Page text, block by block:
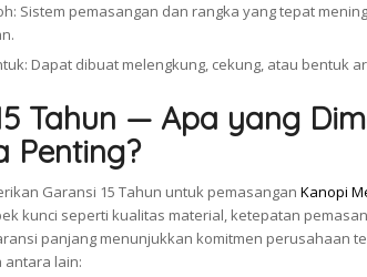
Sistem pemasangan dan rangka yang tepat
Dapat dibuat melengkung, cekung, atau bentuk
Tahun — Apa yang
Penting?
Garansi 15 Tahun untuk pemasangan Kanopi
kunci seperti kualitas material, ketepatan
panjang menunjukkan komitmen perusahaan
antara lain: